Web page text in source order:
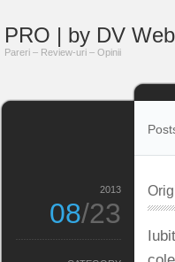
PRO | by DV
Pareri – Review-uri – Opinii
2013
08/23